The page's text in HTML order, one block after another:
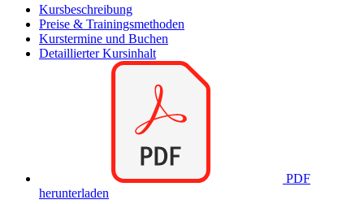
Kursbeschreibung
Preise & Trainingsmethoden
Kurstermine und Buchen
Detaillierter Kursinhalt
PDF
herunterladen